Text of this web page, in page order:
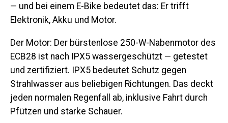
— und bei einem E-Bike bedeutet das: Er trifft
Elektronik, Akku und Motor.
Der Motor: Der bürstenlose 250-W-Nabenmotor des
ECB28 ist nach IPX5 wassergeschützt — getestet
und zertifiziert. IPX5 bedeutet Schutz gegen
Strahlwasser aus beliebigen Richtungen. Das deckt
jeden normalen Regenfall ab, inklusive Fahrt durch
Pfützen und starke Schauer.